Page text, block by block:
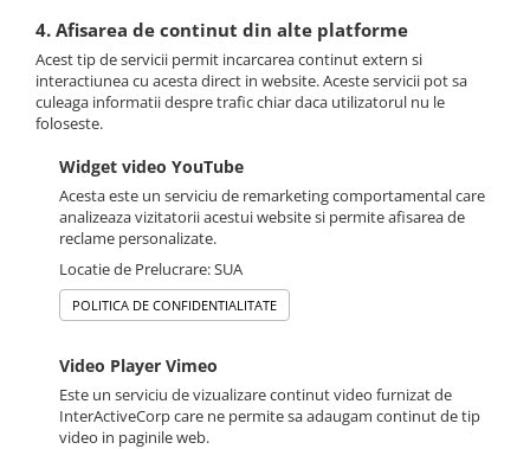
4. Afisarea de continut din alte platforme
Acest tip de servicii permit incarcarea continut extern si
interactiunea cu acesta direct in website. Aceste servicii pot sa
culeaga informatii despre trafic chiar daca utilizatorul nu le
foloseste.
Widget video YouTube
Acesta este un serviciu de remarketing comportamental care
analizeaza vizitatorii acestui website si permite afisarea de
reclame personalizate.
Locatie de Prelucrare: SUA
POLITICA DE CONFIDENTIALITATE
Video Player Vimeo
Este un serviciu de vizualizare continut video furnizat de
InterActiveCorp care ne permite sa adaugam continut de tip
video in paginile web.